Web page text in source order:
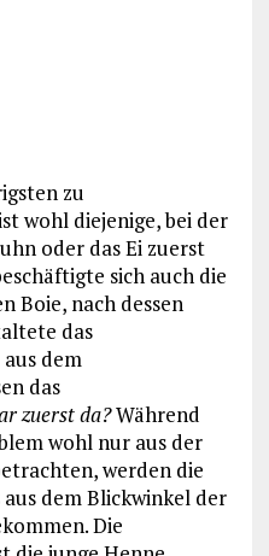
zu
wohl diejenige, bei der
oder das Ei zuerst
sich auch die
Boie, nach dessen
das
dem
das
zuerst da?Während
wohl nur aus der
werden die
dem Blickwinkel der
Die